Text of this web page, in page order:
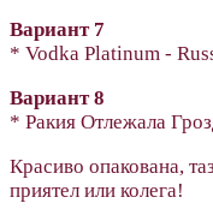
Вариант 7
* Vodka Platinum -
Вариант 8
* Ракия Отлежала
Красиво опакована,
приятел или колега!